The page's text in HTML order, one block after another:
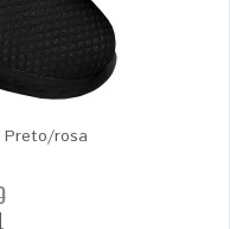
Preto/rosa